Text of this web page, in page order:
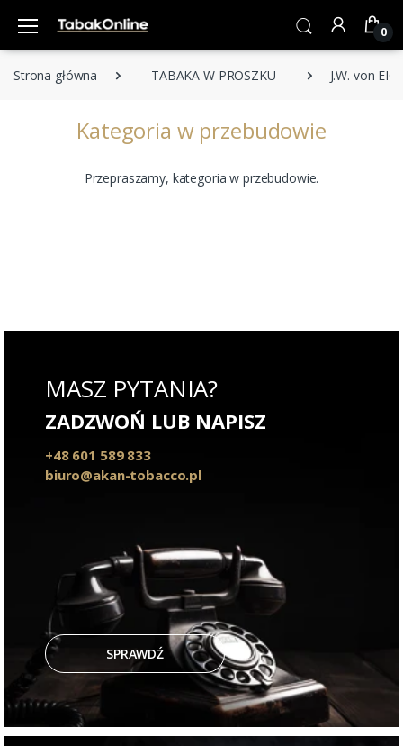
0
Strona główna TABAKA W PROSZKU J.W. von
Kategoria w przebudowie
Przepraszamy, kategoria w przebudowie.
MASZ PYTANIA?
ZADZWOŃ LUB NAPISZ
+48 601 589 833
biuro@akan-tobacco.pl
SPRAWDŹ